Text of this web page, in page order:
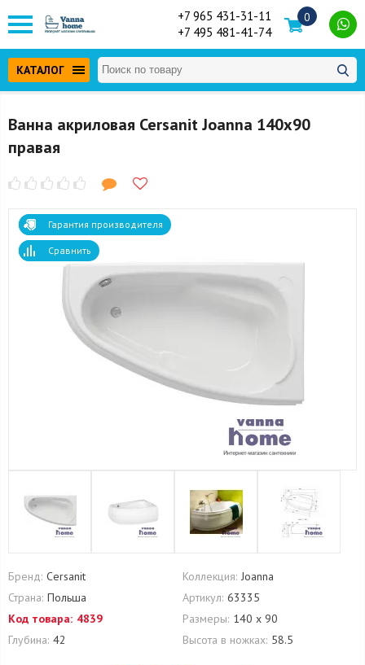
+7 965 431-31-11
+7 495 481-41-74
0
КАТАЛОГ
Ванна акриловая Cersanit Joanna 140x90
правая
Гарантия производителя
Сравнить
Бренд: Cersanit Коллекция: Joanna
Страна: Польша Артикул: 63335
Код товара: 4839 Размеры: 140 x 90
Глубина: 42 Высота в ножках: 58.5